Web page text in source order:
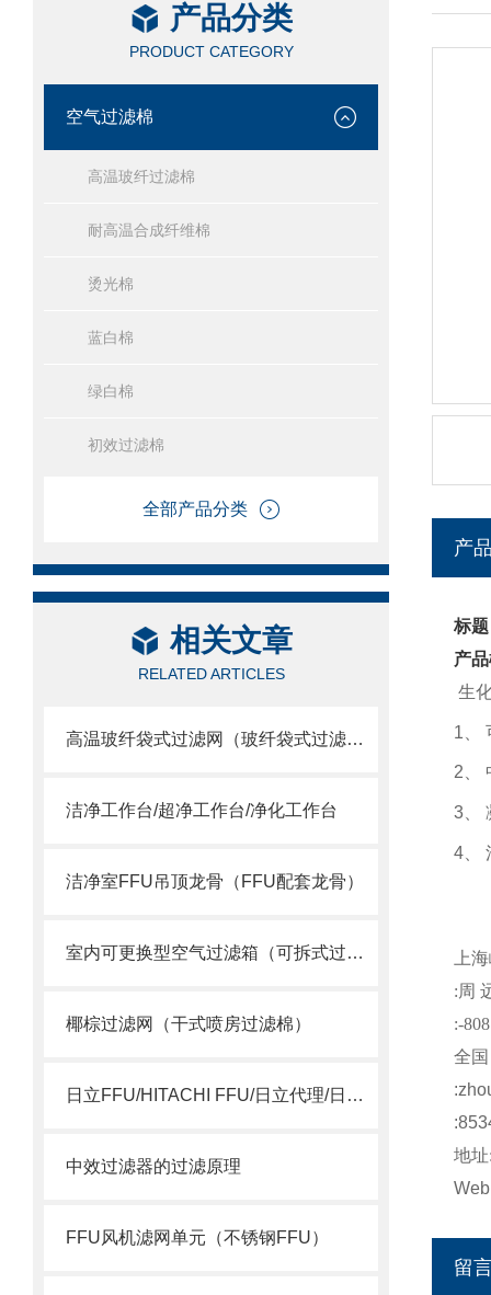
产品分类
PRODUCT CATEGORY
空气过滤棉
高温玻纤过滤棉
耐高温合成纤维棉
烫光棉
蓝白棉
绿白棉
初效过滤棉
全部产品分类
相关文章
RELATED ARTICLES
高温玻纤袋式过滤网（玻纤袋式过滤器）
洁净工作台/超净工作台/净化工作台
洁净室FFU吊顶龙骨（FFU配套龙骨）
室内可更换型空气过滤箱（可拆式过滤网）
椰棕过滤网（干式喷房过滤棉）
日立FFU/HITACHI FFU/日立代理/日立15SSQS
中效过滤器的过滤原理
FFU风机滤网单元（不锈钢FFU）
/
产
标
产
生
1
2
3
4
上海
:周
:-808
全
:
地址
留